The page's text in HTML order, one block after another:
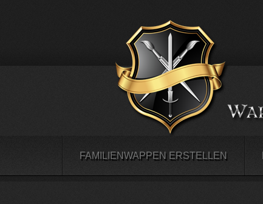
FAMILIENWAPPEN ERSTELLEN